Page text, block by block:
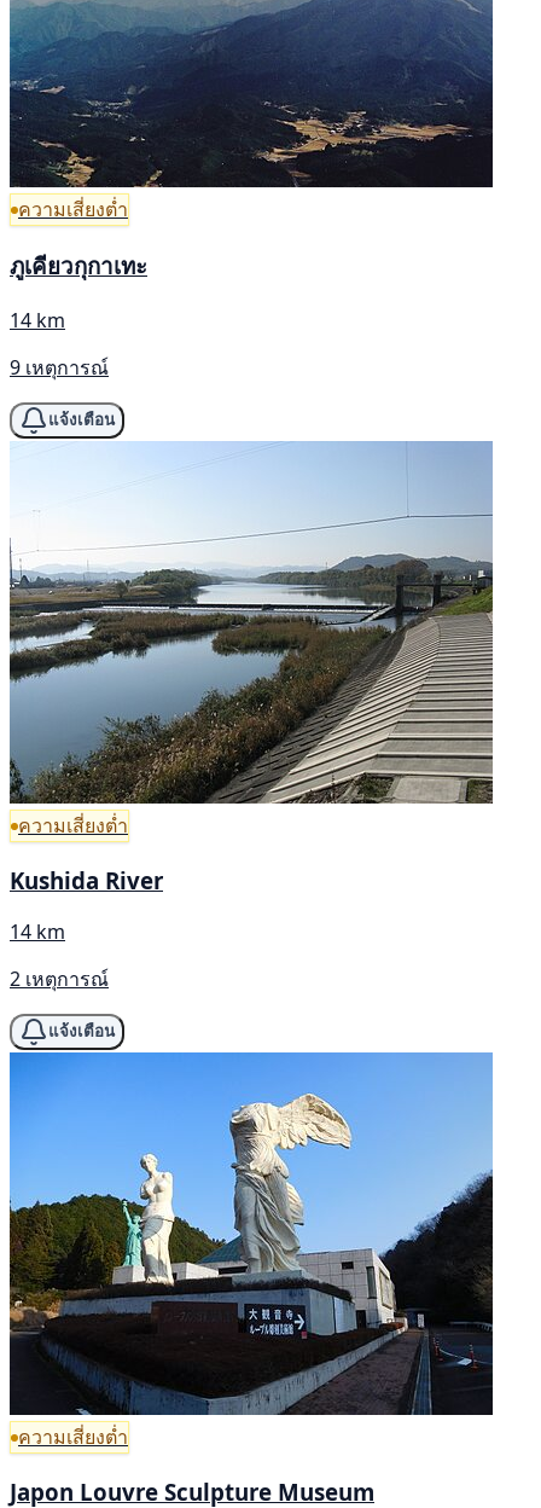
ความเสี่ยงต่ำ
ภูเคียวกุกาเทะ
14 km
9 เหตุการณ์
แจ้งเตือน
ความเสี่ยงต่ำ
Kushida River
14 km
2 เหตุการณ์
แจ้งเตือน
ความเสี่ยงต่ำ
Japon Louvre Sculpture Museum